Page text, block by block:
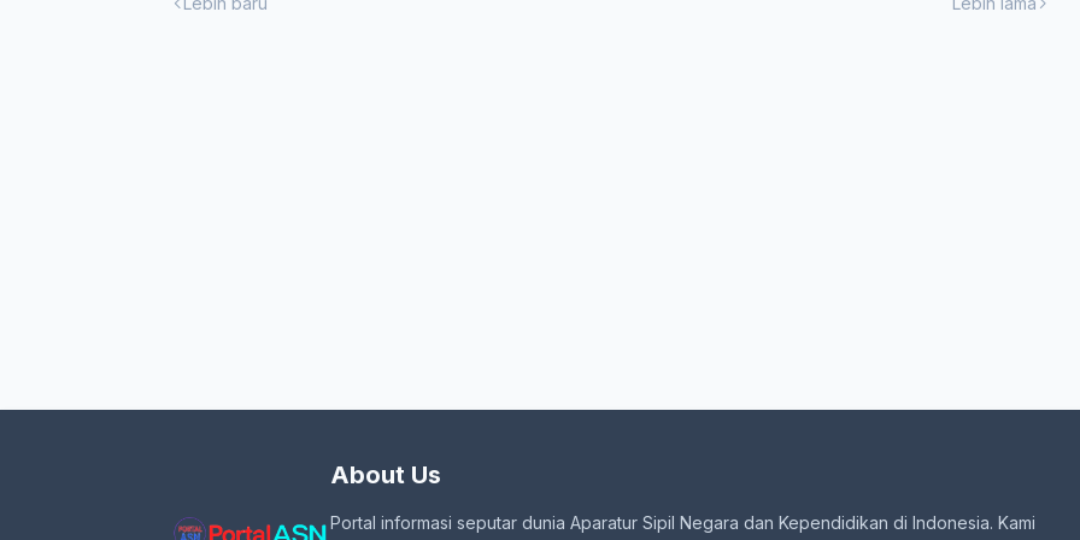
About Us
Portal informasi seputar dunia Aparatur Sipil Negara dan Kependidikan di Indonesia. Kami